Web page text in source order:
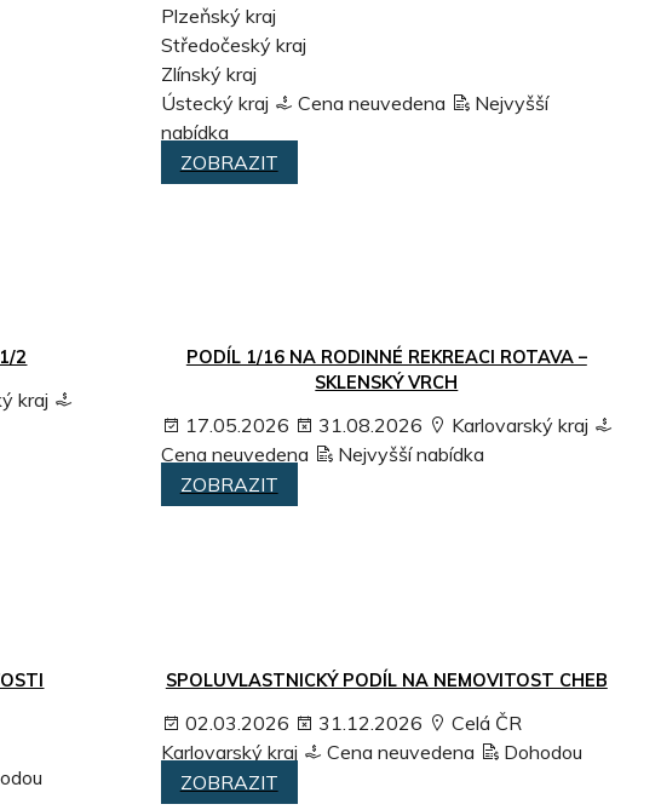
Plzeňský kraj
Středočeský kraj
Zlínský kraj
Ústecký kraj
Cena neuvedena
Nejvyšší
nabídka
ZOBRAZIT
2
kraj
PODÍL 1/16 NA RODINNÉ REKREACI ROTAVA –
SKLENSKÝ VRCH
17.05.2026 31.08.2026
Karlovarský kraj
Cena neuvedena
Nejvyšší nabídka
ZOBRAZIT
SPOLUVLASTNICKÝ PODÍL NA NEMOVITOST CHEB
02.03.2026 31.12.2026
Celá ČR
Karlovarský kraj
Cena neuvedena
Dohodou
ZOBRAZIT